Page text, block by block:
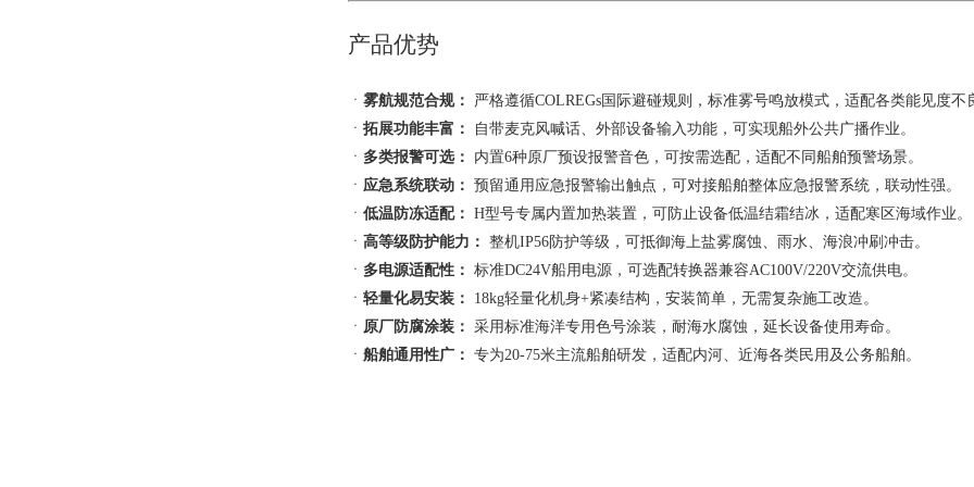
产品优势
ㆍ 雾航规范合规：
严格遵循COLREGs国际避碰规则，标准雾号鸣放模式，适配各类能见度不
ㆍ 拓展功能丰富：
自带麦克风喊话、外部设备输入功能，可实现船外公共广播作业。
ㆍ 多类报警可选：
内置6种原厂预设报警音色，可按需选配，适配不同船舶预警场景。
ㆍ 应急系统联动： 预留通用应急报警输出触点，可对接船舶整体应急报警系统，联动性强。
ㆍ 低温防冻适配： H型号专属内置加热装置，可防止设备低温结霜结冰，适配寒区海域作业。
ㆍ 高等级防护能力： 整机IP56防护等级，可抵御海上盐雾腐蚀、雨水、海浪冲刷冲击。
ㆍ 多电源适配性： 标准DC24V船用电源，可选配转换器兼容AC100V/220V交流供电。
ㆍ 轻量化易安装：
18kg轻量化机身+紧凑结构，安装简单，无需复杂施工改造。
ㆍ 原厂防腐涂装： 采用标准海洋专用色号涂装，耐海水腐蚀，延长设备使用寿命。
ㆍ 船舶通用性广： 专为20-75米主流船舶研发，适配内河、近海各类民用及公务船舶。